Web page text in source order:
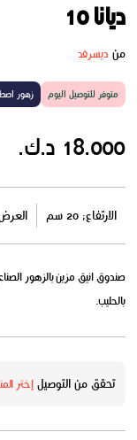
ديانا 10
من ديسرفد
متوفر للتوصيل اليوم زهور
18.000 د.ك.
الارتفاع: 20 سم العرض:
صندوق انيق مزين بالزهور
بالحليب.
تحقق من التوصيلإختر